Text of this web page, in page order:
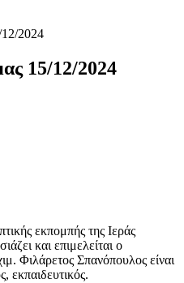
2024
15/12/2024
εκπομπής της Ιεράς
και επιμελείται ο
Φιλάρετος Σπανόπουλος είναι
εκπαιδευτικός.